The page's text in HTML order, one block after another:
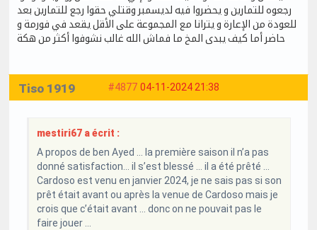
رجعوه للتمارين و يحضروا فيه لديسمبر وقتلي حقوا رجع للتمارين بعد
للعودة من الإعارة و يترانا مع المجموعة على الأقل يقعد في فورمة و
حاضر أما كيف يبدى المخ ما فماش الله غالب نشوفوا أكثر من هكة
#4877 04-11-2024 21:38
Tiso 1919
mestiri67 a écrit :
A propos de ben Ayed … la première saison il n’a pas
donné satisfaction… il s’est blessé … il a été prêté …
Cardoso est venu en janvier 2024, je ne sais pas si son
prêt était avant ou après la venue de Cardoso mais je
crois que c’était avant … donc on ne pouvait pas le
faire jouer …